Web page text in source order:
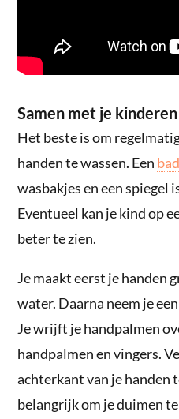
Samen met je
Het beste is om
handen te wassen. Een
wasbakjes en een spiegel
Eventueel kan je kind op
beter te zien.
Je maakt eerst je handen
water. Daarna neem je
Je wrijft je handpalmen
handpalmen en vingers.
achterkant van je handen
belangrijk om je duimen